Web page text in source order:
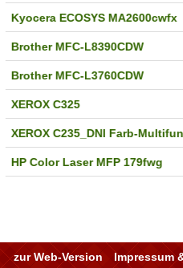
Kyocera ECOSYS MA2600cwfx
Brother MFC-L8390CDW
Brother MFC-L3760CDW
XEROX C325
XEROX C235_DNI Farb-
HP Color Laser MFP 179fwg
zur Web-Version Impressum